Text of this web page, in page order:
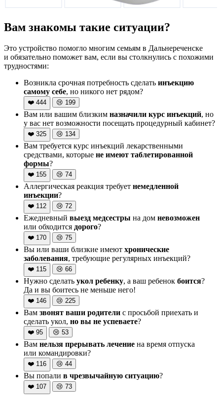
Вам знакомы такие ситуации?
Это устройство помогло многим семьям в Дальнереченске
и обязательно поможет вам, если вы столкнулись с похожими
трудностями:
Возникла срочная потребность сделать инъекцию
самому себе, но никого нет рядом?
❤️ 444 😢 199
Вам или вашим близким назначили курс инъекций, но
у вас нет возможности посещать процедурный кабинет?
❤️ 325 😢 134
Вам требуется курс инъекций лекарственными
средствами, которые не имеют таблетированной
формы?
❤️ 155 😢 74
Аллергическая реакция требует немедленной
инъекции?
❤️ 112 😢 72
Ежедневный выезд медсестры на дом невозможен
или обходится дорого?
❤️ 170 😢 75
Вы или ваши близкие имеют хронические
заболевания, требующие регулярных инъекций?
❤️ 115 😢 66
Нужно сделать укол ребенку, а ваш ребенок боится?
Да и вы боитесь не меньше него!
❤️ 146 😢 225
Вам звонят ваши родители с просьбой приехать и
сделать укол, но вы не успеваете?
❤️ 95 😢 53
Вам нельзя прерывать лечение на время отпуска
или командировки?
❤️ 116 😢 44
Вы попали в чрезвычайную ситуацию?
❤️ 107 😢 73